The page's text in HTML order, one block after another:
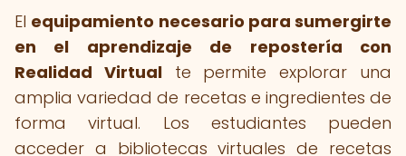
El equipamiento necesario para sumergirte
en el aprendizaje de repostería con
Realidad Virtualte permite explorar una
amplia variedad de recetas e ingredientes de
forma virtual. Los estudiantes pueden
acceder a bibliotecas virtuales de recetas